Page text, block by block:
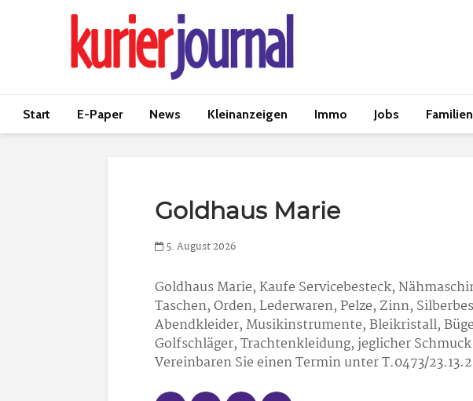
Start E-Paper News Kleinanzeigen Immo Jobs
Goldhaus Marie
5. August 2026
Goldhaus Marie, Kaufe Servicebesteck,
Taschen, Orden, Lederwaren, Pelze, Zinn,
Abendkleider, Musikinstrumente, Bleikristall,
Golfschläger, Trachtenkleidung, jeglicher
Vereinbaren Sie einen Termin unter T.0473/